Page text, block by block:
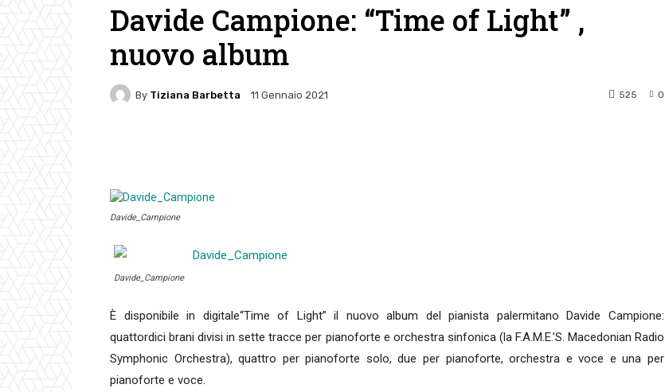
Davide Campione: “Time of Light” ,
nuovo album
By Tiziana Barbetta 11 Gennaio 2021 0
525
Davide_Campione
Davide_Campione
È disponibile in digitale“Time of Light” il nuovo album del pianista palermitano Davide Campione:
quattordici brani divisi in sette tracce per pianoforte e orchestra sinfonica (la F.A.M.E.’S. Macedonian Radio
Symphonic Orchestra), quattro per pianoforte solo, due per pianoforte, orchestra e voce e una per
pianoforte e voce.